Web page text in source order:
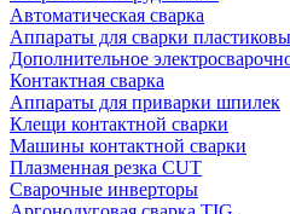
Автоматическая сварка
Аппараты для сварки
Дополнительное
Контактная сварка
Аппараты для приварки шпилек
Клещи контактной сварки
Машины контактной сварки
Плазменная резка CUT
Сварочные инверторы